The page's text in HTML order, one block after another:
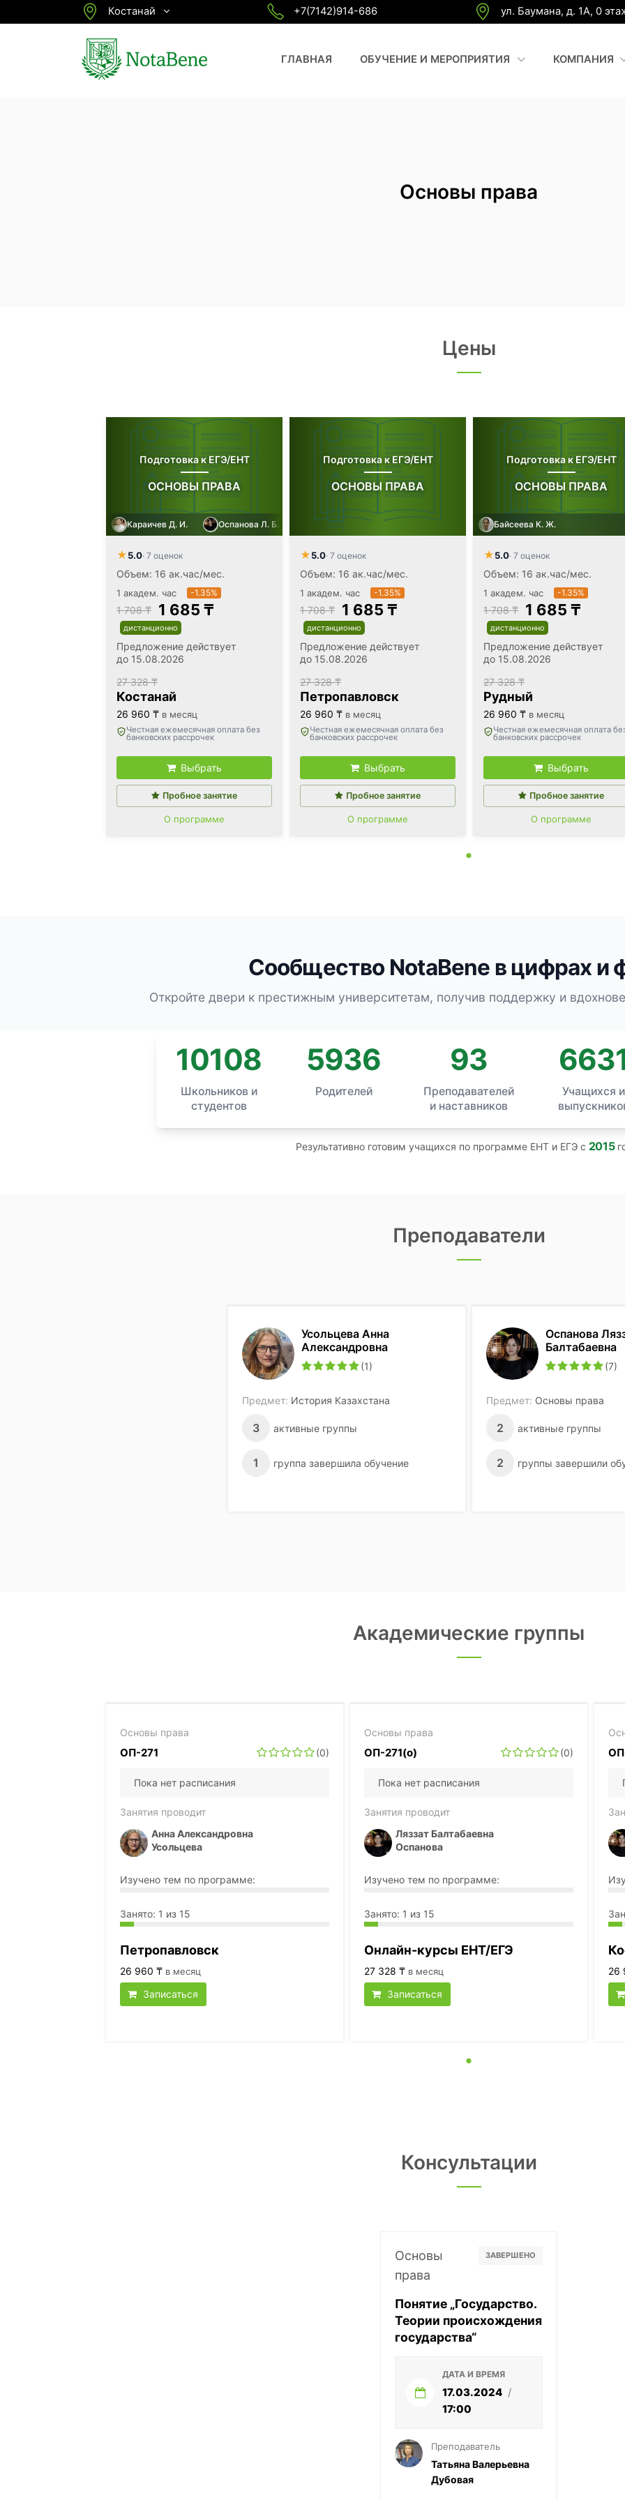
Костанай +7(7142)914-686 ул. Баумана, д. 1А, 0
ГЛАВНАЯ ОБУЧЕНИЕ И МЕРОПРИЯТИЯ (CURRENT)КОМПАНИЯ
Основы права
Цены
Подготовка к ЕГЭ/ЕНТ
ОСНОВЫ ПРАВА
Караичев Д. И. Оспанова Л. Б.
★5.0· 7 оценок
Объем: 16 ак.час/мес.
1 академ. час -1.35%
1 708 ₸ 1 685 ₸
дистанционно
Предложение действует
до 15.08.2026
27 328 ₸
Костанай
26 960 ₸ в месяц
Честная ежемесячная оплата без
банковских рассрочек
Выбрать
Пробное занятие
О программе
Подготовка к ЕГЭ/ЕНТ
ОСНОВЫ ПРАВА
★5.0· 7 оценок
Объем: 16 ак.час/мес.
1 академ. час -1.35%
1 708 ₸ 1 685 ₸
дистанционно
Предложение действует
до 15.08.2026
27 328 ₸
Петропавловск
26 960 ₸ в месяц
Честная ежемесячная оплата без
банковских рассрочек
Выбрать
Пробное занятие
О программе
Подготовка к ЕГЭ/ЕНТ
ОСНОВЫ ПРАВА
Байсеева К. Ж.
★5.0· 7 оценок
Объем: 16 ак.час/мес.
1 академ. час -1.35%
1 708 ₸ 1 685 ₸
дистанционно
Предложение действует
до 15.08.2026
27 328 ₸
Рудный
26 960 ₸ в месяц
Честная ежемесячная оплата
банковских рассрочек
Выбрать
Пробное занятие
О программе
Сообщество NotaBene в цифрах и
Откройте двери к престижным университетам, получив поддержку и
Школьников и
студентов
10108
Родителей
5936
Преподавателей
и наставников
93
Учащихся и
Результативно готовим учащихся по программе ЕНТ и ЕГЭ с 2015
Преподаватели
Усольцева Анна
Александровна
(1)
Предмет: История Казахстана
3 активные группы
1 группа завершила обучение
Оспанова
Балтабаевна
(7)
Предмет: Основы права
2 активные группы
2 группы завершили
Академические группы
Основы права
ОП-271 (0)
Пока нет расписания
Занятия проводит
Анна Александровна
Усольцева
Изучено тем по программе:
Занято: 1 из 15
Петропавловск
26 960 ₸ в месяц
Записаться
Основы права
ОП-271(о) (0)
Пока нет расписания
Занятия проводит
Ляззат Балтабаевна
Оспанова
Изучено тем по программе:
Занято: 1 из 15
Онлайн-курсы ЕНТ/ЕГЭ
27 328 ₸ в месяц
Записаться
26
Консультации
Основы
права
ЗАВЕРШЕНО
Понятие „Государство.
Теории происхождения
государства“
ДАТА И ВРЕМЯ
17.03.2024 /
17:00
Преподаватель
Татьяна Валерьевна
Дубовая